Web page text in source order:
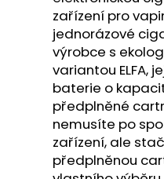
zařízení pro
jednorázové
výrobce s
variantou ELFA,
baterie o
předplněné
nemusíte po
zařízení, ale
předplněnou
LIQUID LIQUA AMERICAN
6MG (AMERICKÝ MÍCHANÝ